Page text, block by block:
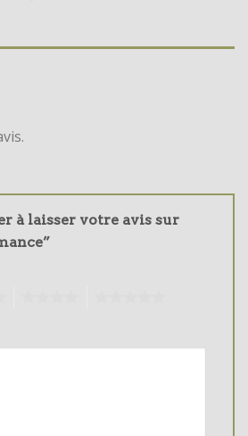
à laisser votre avis sur